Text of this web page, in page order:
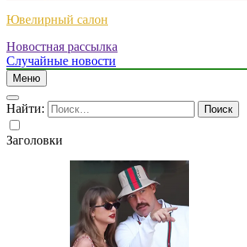
Ювелирный салон
Новостная рассылка
Случайные новости
Меню
Найти:
Заголовки